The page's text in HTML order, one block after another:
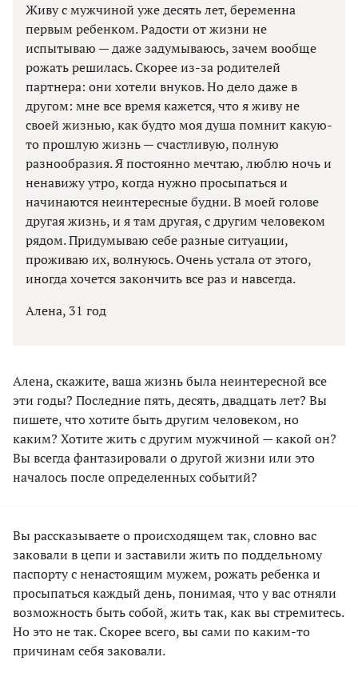
Живу с мужчиной уже десять лет, беременна
первым ребенком. Радости от жизни не
испытываю — даже задумываюсь, зачем вообще
рожать решилась. Скорее из-за родителей
партнера: они хотели внуков. Но дело даже в
другом: мне все время кажется, что я живу не
своей жизнью, как будто моя душа помнит какую-
то прошлую жизнь — счастливую, полную
разнообразия. Я постоянно мечтаю, люблю ночь и
ненавижу утро, когда нужно просыпаться и
начинаются неинтересные будни. В моей голове
другая жизнь, и я там другая, с другим человеком
рядом. Придумываю себе разные ситуации,
проживаю их, волнуюсь. Очень устала от этого,
иногда хочется закончить все раз и навсегда.
Алена, 31 год
Алена, скажите, ваша жизнь была неинтересной все
эти годы? Последние пять, десять, двадцать лет? Вы
пишете, что хотите быть другим человеком, но
каким? Хотите жить с другим мужчиной — какой он?
Вы всегда фантазировали о другой жизни или это
началось после определенных событий?
Вы рассказываете о происходящем так, словно вас
заковали в цепи и заставили жить по поддельному
паспорту с ненастоящим мужем, рожать ребенка и
просыпаться каждый день, понимая, что у вас отняли
возможность быть собой, жить так, как вы стремитесь.
Но это не так. Скорее всего, вы сами по каким-то
причинам себя заковали.